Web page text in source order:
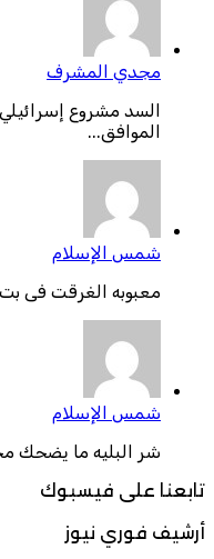
مجدي المشرف
الموافق...
شمس الإسلام
معبوبه الغرقت فى بت
شمس الإسلام
شر البليه ما يضحك
تابعنا على فيسبوك
أرشيف فوري نيوز